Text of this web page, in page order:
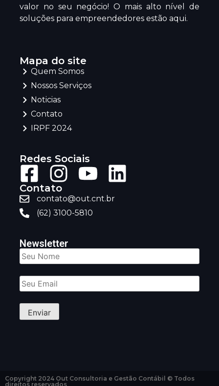
valor no seu negócio! O mais alto nível de
soluções para empreendedores estão aqui.
Mapa do site
Quem Somos
Nossos Serviços
Noticias
Contato
IRPF 2024
Redes Sociais
Contato
contato@out.cnt.br
(62) 3100-5810
Newsletter
Copyright 2024 Out Consultoria e Gestão Contábil © Todos
direitos reservados